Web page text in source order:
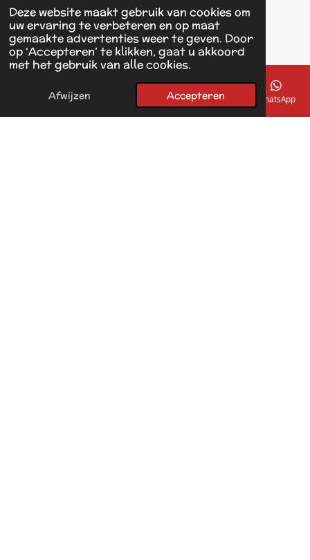
Deze website maakt gebruik van cookies om
uw ervaring te verbeteren en op maat
gemaakte advertenties weer te geven. Door
op ‘Accepteren’ te klikken, gaat u akkoord
met het gebruik van alle cookies.
Afwijzen Accepteren
Einsteinstraat 125
1433 KH Kudelstaart
F
a
o
© 2017 - 2026 Linda's Dierplaza
E-mailadres Telefoonnummer Kaart Facebook WhatsApp